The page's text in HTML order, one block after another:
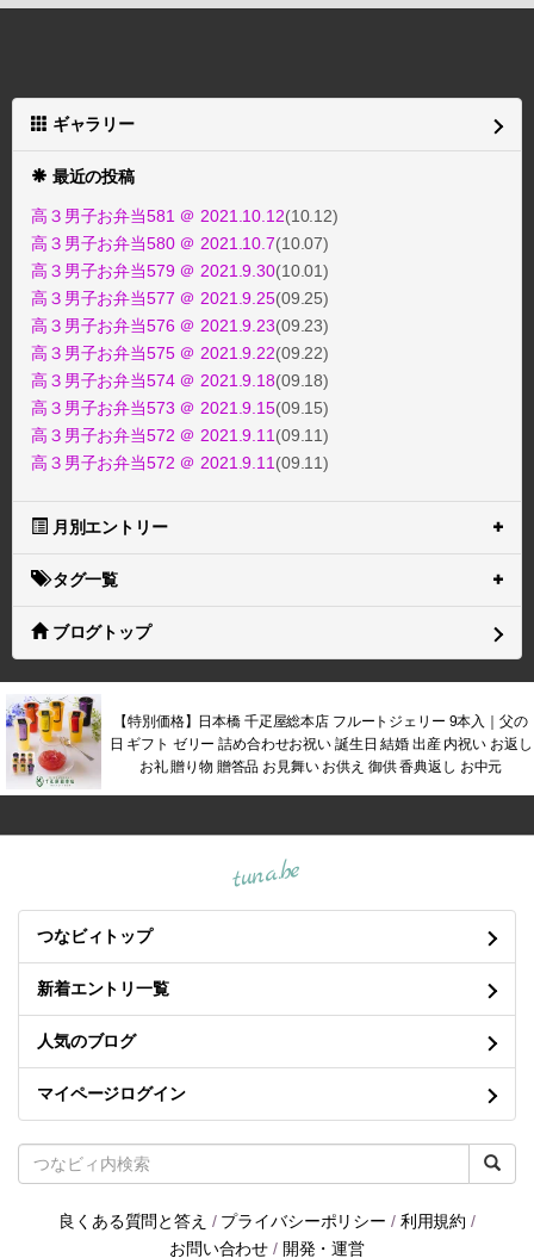
ギャラリー
最近の投稿
高３男子お弁当581 ＠ 2021.10.12(10.12)
高３男子お弁当580 ＠ 2021.10.7(10.07)
高３男子お弁当579 ＠ 2021.9.30(10.01)
高３男子お弁当577 ＠ 2021.9.25(09.25)
高３男子お弁当576 ＠ 2021.9.23(09.23)
高３男子お弁当575 ＠ 2021.9.22(09.22)
高３男子お弁当574 ＠ 2021.9.18(09.18)
高３男子お弁当573 ＠ 2021.9.15(09.15)
高３男子お弁当572 ＠ 2021.9.11(09.11)
高３男子お弁当572 ＠ 2021.9.11(09.11)
月別エントリー
タグ一覧
ブログトップ
【特別価格】日本橋 千疋屋総本店 フルートジェリー 9本入｜父の
日 ギフト ゼリー 詰め合わせお祝い 誕生日 結婚 出産 内祝い お返し
お礼 贈り物 贈答品 お見舞い お供え 御供 香典返し お中元
tuna.be
つなビィトップ
新着エントリ一覧
人気のブログ
マイページログイン
良くある質問と答え / プライバシーポリシー / 利用規約 /
お問い合わせ / 開発・運営